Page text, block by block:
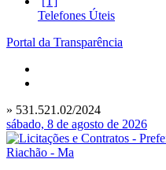
Telefones Úteis
Portal da Transparência
» 531.521.02/2024
sábado, 8 de agosto de 2026